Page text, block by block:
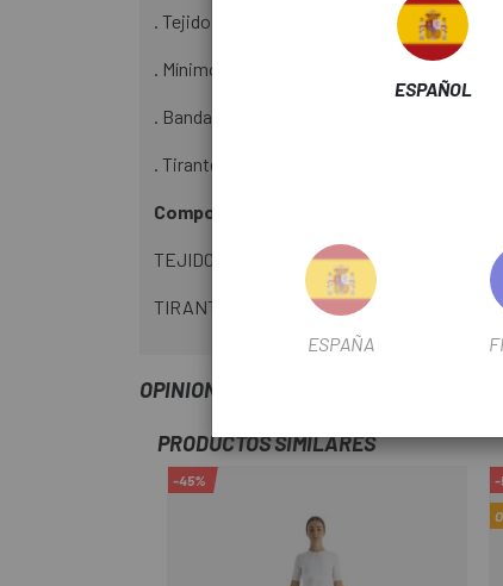
. Tejido peinado NoRain Thermal para
. Mínimo de costuras para mayor
. Bandas reflectantes Cremallera en el tobillo
. Tirantes en tejido de rejilla
Composición:
TEJIDO PRINCIPAL: 84% poliamida 16%
TIRANTES: 80% poliamida 20% elastano
OPINIONES
PRODUCTOS SIMILARES
-45% -
ESPAÑOL
ESPAÑA